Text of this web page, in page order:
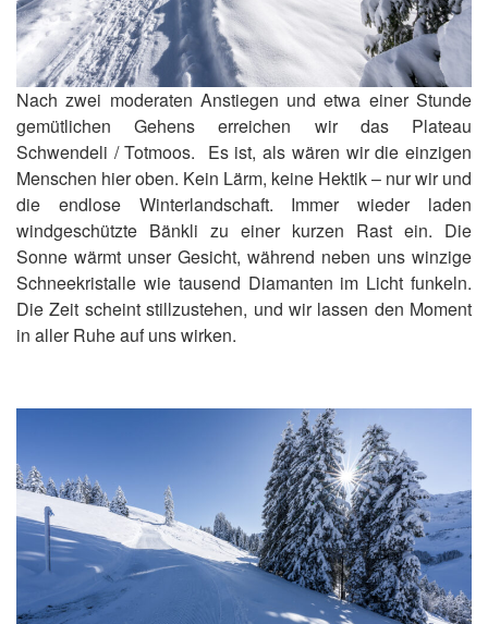
Nach zwei moderaten Anstiegen und etwa einer Stunde
gemütlichen Gehens erreichen wir das Plateau
Schwendeli / Totmoos. Es ist, als wären wir die einzigen
Menschen hier oben. Kein Lärm, keine Hektik – nur wir und
die endlose Winterlandschaft. Immer wieder laden
windgeschützte Bänkli zu einer kurzen Rast ein. Die
Sonne wärmt unser Gesicht, während neben uns winzige
Schneekristalle wie tausend Diamanten im Licht funkeln.
Die Zeit scheint stillzustehen, und wir lassen den Moment
in aller Ruhe auf uns wirken.